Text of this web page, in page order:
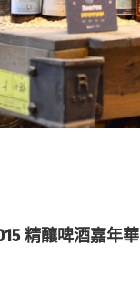
精釀啤酒嘉年華